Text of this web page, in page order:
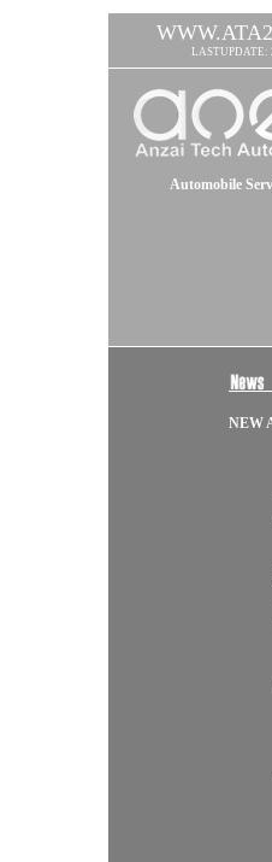
LASTUPDATE:
Automobile
NEW